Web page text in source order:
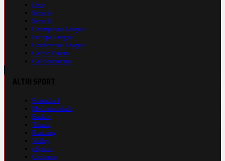
Live
Serie A
Serie B
Champions League
Europa League
Conference League
Calcio Estero
Calciomercato
Formula 1
Motomondiale
Basket
Tennis
Running
Volley
eSports
Ciclismo